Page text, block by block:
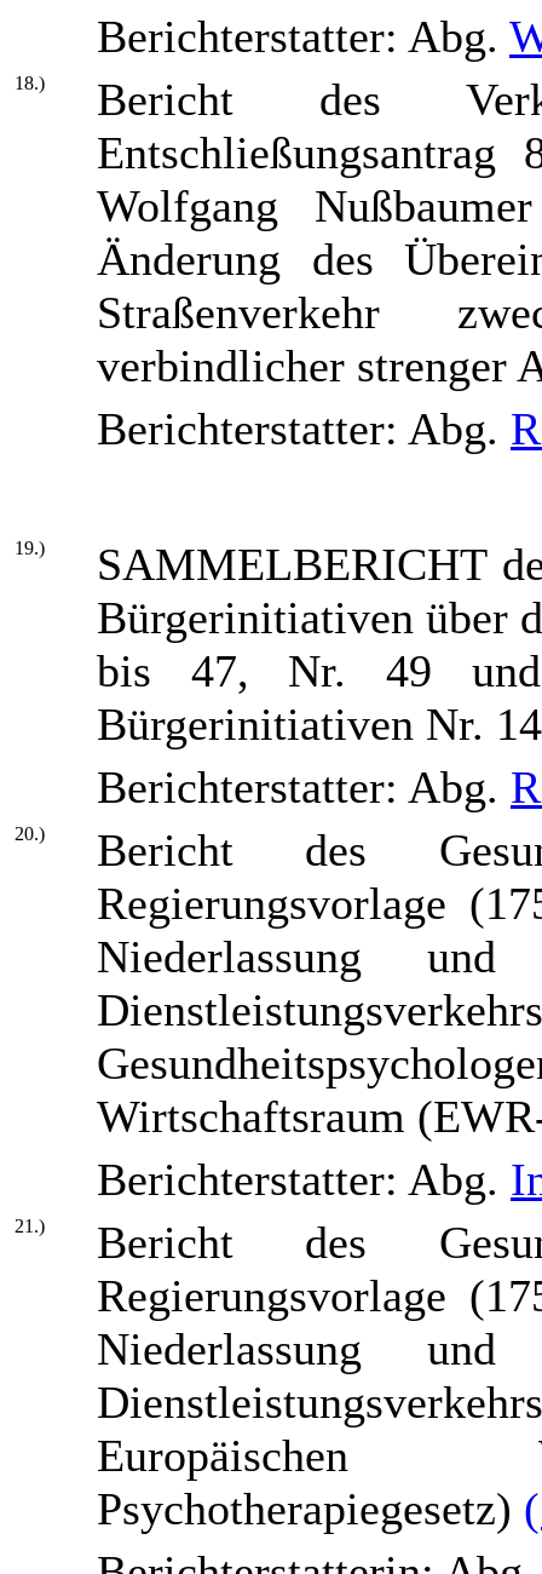
Berichterstatter: Abg.
18.)
Bericht des
Wolfgang
Änderung des
Straßenverkehr
verbindlicher strenger
Berichterstatter: Abg.
19.)
SAMMELBERICHT
Bürgerinitiativen über
bis 47, Nr. 49
Bürgerinitiativen Nr.
Berichterstatter: Abg.
20.)
Bericht des
Regierungsvorlage
Niederlassung
Wirtschaftsraum
Berichterstatter: Abg.
21.)
Bericht des
Regierungsvorlage
Niederlassung
Europäischen
Psychotherapiegesetz)